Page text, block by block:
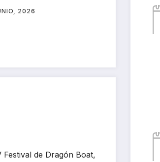
de Promoción
2026
de Dragón Boat,